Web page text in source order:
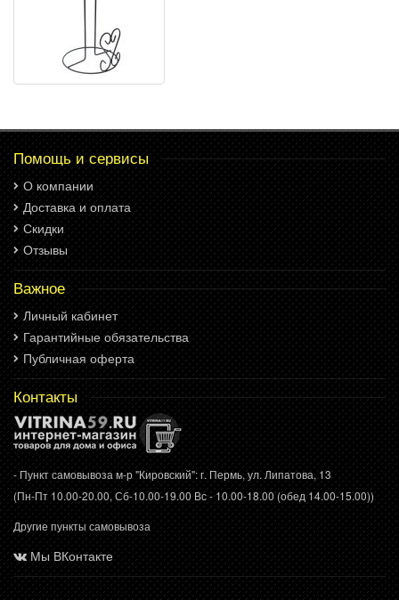
Помощь и сервисы
О компании
Доставка и оплата
Скидки
Отзывы
Важное
Личный кабинет
Гарантийные обязательства
Публичная оферта
Контакты
- Пункт самовывоза м-р "Кировский": г. Пермь, ул. Липатова, 13
(Пн-Пт 10.00-20.00, Сб-10.00-19.00 Вс - 10.00-18.00 (обед 14.00-15.00))
Другие пункты самовывоза
Мы ВКонтакте